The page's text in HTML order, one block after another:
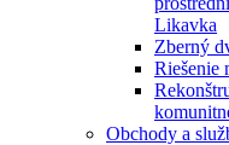
Likavka
Zberný
Riešenie
Obchody a